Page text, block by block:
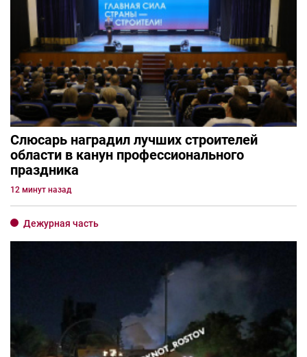
Слюсарь наградил лучших строителей
области в канун профессионального
праздника
12 минут назад
Дежурная часть